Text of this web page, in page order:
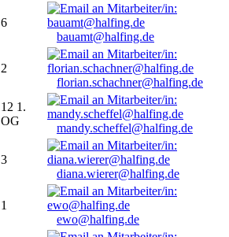
6
bauamt@halfing.de
2
florian.schachner@halfing.de
12 1.
OG
mandy.scheffel@halfing.de
3
diana.wierer@halfing.de
1
ewo@halfing.de